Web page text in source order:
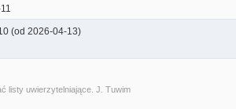
(od 2026-04-13)
listy uwierzytelniające. J. Tuwim